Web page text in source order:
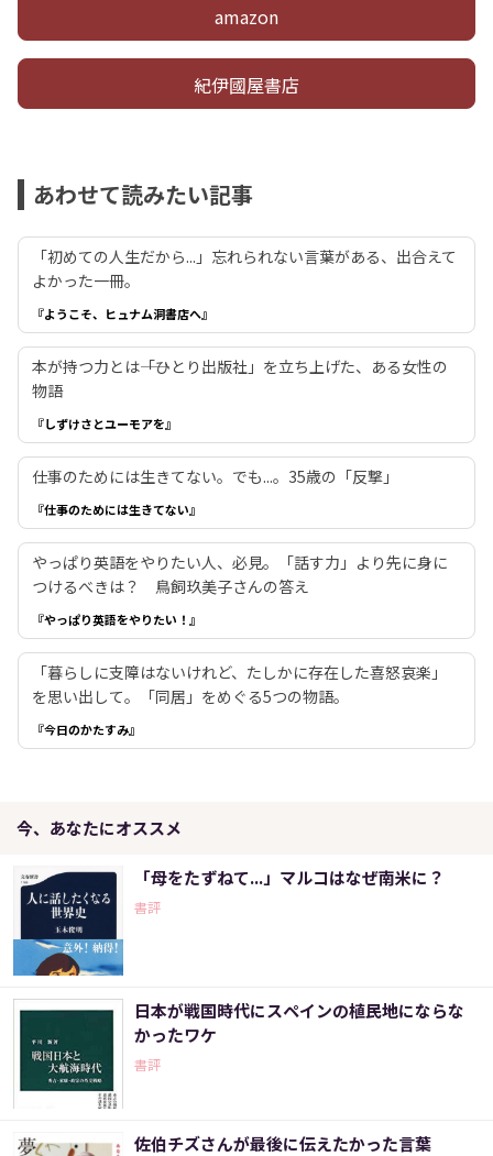
amazon
紀伊國屋書店
あわせて読みたい記事
「初めての人生だから...」忘れられない言葉がある、出合えて
よかった一冊。
『ようこそ、ヒュナム洞書店へ』
本が持つ力とは――「ひとり出版社」を立ち上げた、ある女性の
物語
『しずけさとユーモアを』
仕事のためには生きてない。でも...。35歳の「反撃」
『仕事のためには生きてない』
やっぱり英語をやりたい人、必見。「話す力」より先に身に
つけるべきは？ 鳥飼玖美子さんの答え
『やっぱり英語をやりたい！』
「暮らしに支障はないけれど、たしかに存在した喜怒哀楽」
を思い出して。「同居」をめぐる5つの物語。
『今日のかたすみ』
今、あなたにオススメ
「母をたずねて...」マルコはなぜ南米に？
書評
日本が戦国時代にスペインの植民地にならな
かったワケ
書評
佐伯チズさんが最後に伝えたかった言葉